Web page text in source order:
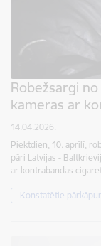
Robežsargi
kameras ar
14.04.2026.
Piektdien, 10. aprīlī,
pāri Latvijas -
ar kontrabandas
Konstatētie